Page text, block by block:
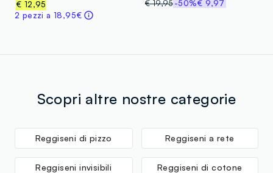
€ 12,95
2 pezzi a 18,95€
€ 19,95 -50%€ 9,97
Scopri altre nostre categorie
Reggiseni di pizzo Reggiseni a rete
Reggiseni invisibili Reggiseni di cotone